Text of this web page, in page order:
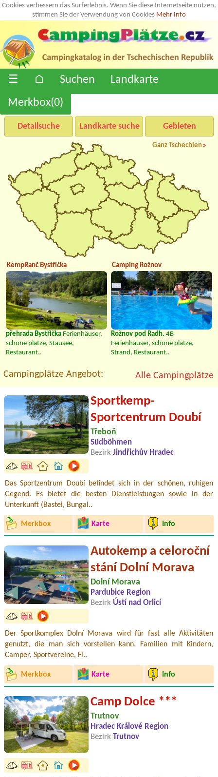
Cookies verbessern das Surferlebnis. Wenn Sie diese Internetseite nutzen,
stimmen Sie der Verwendung von Cookies Mehr Info
☰ ⌂ Suchen
Landkarte
Merkbox(0)
Detailsuche Landkarte suche Gebieten
Ganz Tschechien»
KempRanč Bystřička
přehrada Bystřička Ferienhäuser,
schöne plätze, Stausee,
Restaurant..
Camping Rožnov
Rožnov pod Radh. 4B
Ferienhäuser, schöne plätze,
Strand, Restaurant..
Campingplätze Angebot: Alle Campingplätze
Sportkemp-
Sportcentrum Doubí
Třeboň
Südböhmen
Bezirk Jindřichův Hradec
Das Sportzentrum Doubí befindet sich in der schönen, ruhigen
Gegend. Es bietet die besten Dienstleistungen sowie in der
Unterkunft (Bastei, Bungal..
Merkbox Karte Info
Autokemp a celoroční
stání Dolní Morava
Dolní Morava
Pardubice Region
Bezirk Ústí nad Orlicí
Der Sportkomplex Dolní Morava wird für fast alle Aktivitäten
genutzt, die man sich vorstellen kann. Familien mit Kindern,
Camper, Sportvereine, Fi..
Merkbox Karte Info
Camp Dolce ***
Trutnov
Hradec Králové Region
Bezirk
Trutnov